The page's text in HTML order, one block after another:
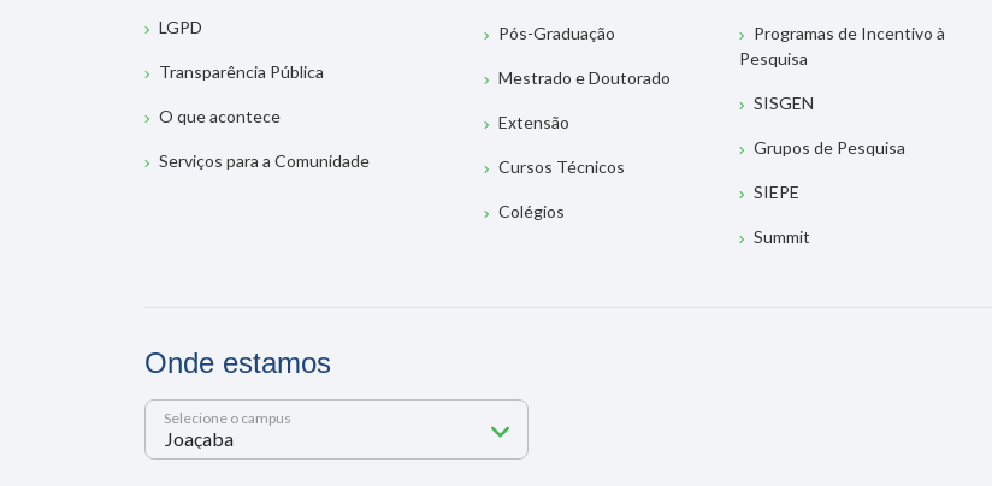
LGPD
Transparência Pública
O que acontece
Serviços para a Comunidade
Pós-Graduação
Mestrado e Doutorado
Extensão
Cursos Técnicos
Colégios
Programas de Incentivo à
Pesquisa
SISGEN
Grupos de Pesquisa
SIEPE
Summit
Onde estamos
Selecione o campus